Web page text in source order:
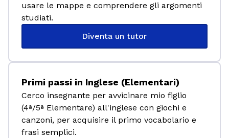
usare le mappe e comprendere gli argomenti
studiati.
Diventa un tutor
Primi passi in Inglese (Elementari)
Cerco insegnante per avvicinare mio figlio
(4ª/5ª Elementare) all'inglese con giochi e
canzoni, per acquisire il primo vocabolario e
frasi semplici.